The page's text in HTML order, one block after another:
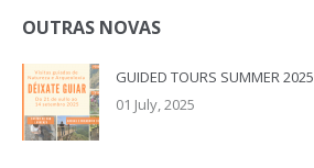
OUTRAS NOVAS
GUIDED TOURS SUMMER 2025
01 July, 2025